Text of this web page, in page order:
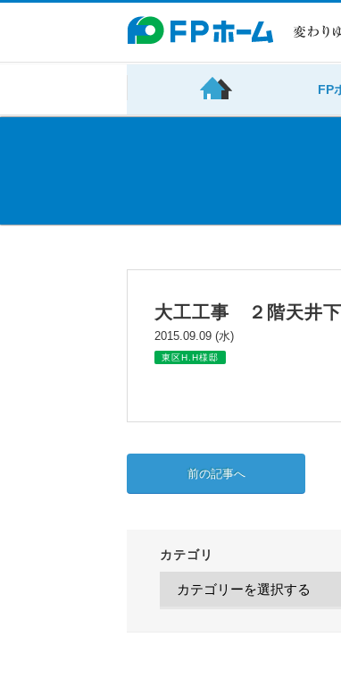
FP
大工工事 ２階天井下
2015.09.09 (水)
東区H.H様邸
前の記事へ
カテゴリ